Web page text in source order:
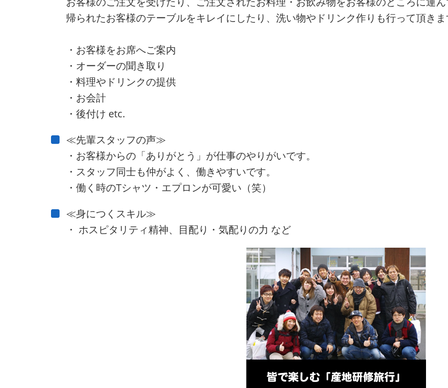
帰られたお客様のテーブルをキレイにしたり、洗い物やドリンク作りも行って頂き
・お客様をお席へご案内
・オーダーの聞き取り
・料理やドリンクの提供
・お会計
・後付け etc.
≪先輩スタッフの声≫
・お客様からの「ありがとう」が仕事のやりがいです。
・スタッフ同士も仲がよく、働きやすいです。
・働く時のTシャツ・エプロンが可愛い（笑）
≪身につくスキル≫
・ ホスピタリティ精神、目配り・気配りの力 など